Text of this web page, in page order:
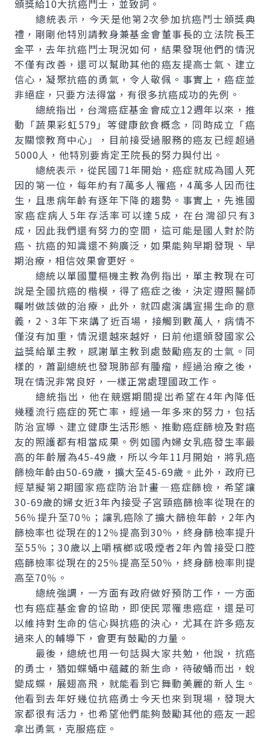
頒獎給10大抗癌鬥士，並致詞。
總統表示，今天是他第2次參加抗癌鬥士頒獎典
禮，剛剛他特別請教身兼基金會董事長的立法院長王
金平，去年抗癌鬥士現況如何，結果發現他們的情況
不僅有改善，還可以幫助其他的癌友提高士氣、建立
信心，凝聚抗癌的勇氣，令人敬佩。事實上，癌症並
非絕症，只要方法得當，有很多抗癌成功的先例。
總統指出，台灣癌症基金會成立12週年以來，推
動「蔬果彩虹579」等健康飲食概念，同時成立「癌
友關懷教育中心」，目前接受過服務的癌友已經超過
5000人，他特別要肯定王院長的努力與付出。
總統表示，從民國71年開始，癌症就成為國人死
因的第一位，每年約有7萬多人罹癌，4萬多人因而往
生，且患病年齡有逐年下降的趨勢。事實上，先進國
家癌症病人5年存活率可以達5成，在台灣卻只有3
成，因此我們還有努力的空間，這可能是國人對於防
癌、抗癌的知識還不夠廣泛，如果能夠早期發現、早
期治療，相信效果會更好。
總統以單國璽樞機主教為例指出，單主教現在可
說是全國抗癌的楷模，得了癌症之後，決定遵照醫師
囑咐做該做的治療，此外，就四處演講宣揚生命的意
義，2、3年下來講了近百場，接觸到數萬人，病情不
僅沒有加重，情況還越來越好，日前他還頒發國家公
益獎給單主教，感謝單主教到處鼓勵癌友的士氣。同
樣的，蕭副總統也發現肺部有腫瘤，經過治療之後，
現在情況非常良好，一樣正常處理國政工作。
總統指出，他在競選期間提出希望在4年內降低
幾種流行癌症的死亡率，經過一年多來的努力，包括
防治宣導、建立健康生活形態、推動癌症篩檢及對癌
友的照護都有相當成果。例如國內婦女乳癌發生率最
高的年齡層為45-49歲，所以今年11月開始，將乳癌
篩檢年齡由50-69歲，擴大至45-69歲。此外，政府已
經草擬第2期國家癌症防治計畫—癌症篩檢，希望讓
30-69歲的婦女近3年內接受子宮頸癌篩檢率從現在的
56％提升至70％；讓乳癌除了擴大篩檢年齡，2年內
篩檢率也從現在的12％提高到30％，終身篩檢率提升
至55％；30歲以上嚼檳榔或吸煙者2年內曾接受口腔
癌篩檢率從現在的25％提高至50％，終身篩檢率則提
高至70％。
總統強調，一方面有政府做好預防工作，一方面
也有癌症基金會的協助，即使民眾罹患癌症，還是可
以維持對生命的信心與抗癌的決心，尤其在許多癌友
過來人的輔導下，會更有鼓勵的力量。
最後，總統也用一句話與大家共勉，他說，抗癌
的勇士，猶如蝶蛹中蘊藏的新生命，待破蛹而出，蛻
變成蝶，展翅高飛，就能看到它舞動美麗的新人生。
他看到去年好幾位抗癌勇士今天也來到現場，發現大
家都很有活力，也希望他們能夠鼓勵其他的癌友一起
拿出勇氣，克服癌症。